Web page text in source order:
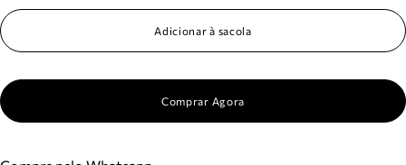
Adicionar à sacola
Comprar Agora